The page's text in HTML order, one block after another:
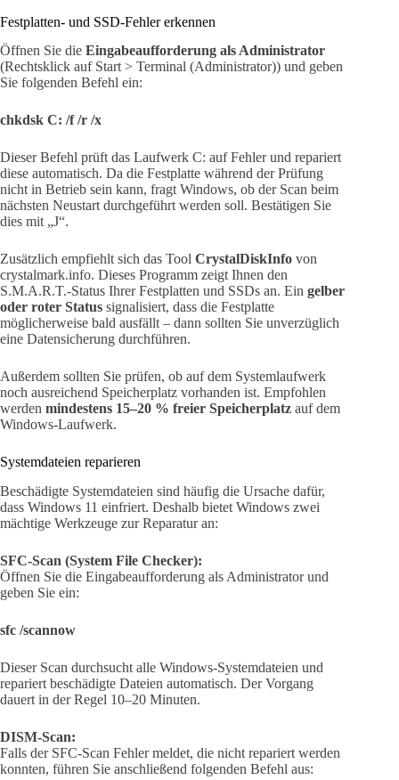
Festplatten- und SSD-Fehler erkennen
Öffnen Sie die Eingabeaufforderung als Administrator
(Rechtsklick auf Start > Terminal (Administrator)) und geben
Sie folgenden Befehl ein:
chkdsk C: /f /r /x
Dieser Befehl prüft das Laufwerk C: auf Fehler und repariert
diese automatisch. Da die Festplatte während der Prüfung
nicht in Betrieb sein kann, fragt Windows, ob der Scan beim
nächsten Neustart durchgeführt werden soll. Bestätigen Sie
dies mit „J“.
Zusätzlich empfiehlt sich das Tool CrystalDiskInfo von
crystalmark.info. Dieses Programm zeigt Ihnen den
S.M.A.R.T.-Status Ihrer Festplatten und SSDs an. Ein gelber
oder roter Status signalisiert, dass die Festplatte
möglicherweise bald ausfällt – dann sollten Sie unverzüglich
eine Datensicherung durchführen.
Außerdem sollten Sie prüfen, ob auf dem Systemlaufwerk
noch ausreichend Speicherplatz vorhanden ist. Empfohlen
werden mindestens 15–20 % freier Speicherplatz auf dem
Windows-Laufwerk.
Systemdateien reparieren
Beschädigte Systemdateien sind häufig die Ursache dafür,
dass Windows 11 einfriert. Deshalb bietet Windows zwei
mächtige Werkzeuge zur Reparatur an:
SFC-Scan (System File Checker):
Öffnen Sie die Eingabeaufforderung als Administrator und
geben Sie ein:
sfc /scannow
Dieser Scan durchsucht alle Windows-Systemdateien und
repariert beschädigte Dateien automatisch. Der Vorgang
dauert in der Regel 10–20 Minuten.
DISM-Scan:
Falls der SFC-Scan Fehler meldet, die nicht repariert werden
konnten, führen Sie anschließend folgenden Befehl aus: